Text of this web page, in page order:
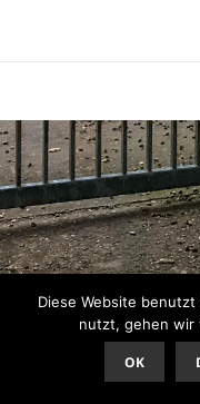
Diese Website
nutzt, gehen wir
OK